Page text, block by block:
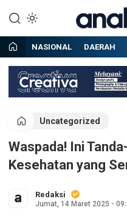
konten
Situs berita
NASIONAL DAERAH
Uncategorized
Waspada! Ini
Kesehatan yang
Redaksi
Jumat, 14 Maret 2025 -